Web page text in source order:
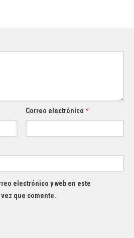
Correo electrónico*
electrónico y web en este
que comente.